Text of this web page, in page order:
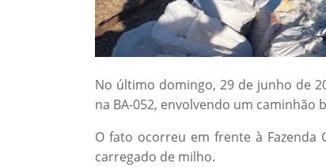
No último domingo, 29 de junho de
na BA-052, envolvendo um caminhão
O fato ocorreu em frente à Fazenda
carregado de milho.